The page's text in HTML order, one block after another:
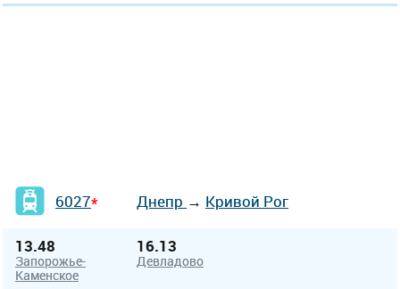
6027* Днепр → Кривой Рог
13.48
Запорожье-
Каменское
16.13
Девладово